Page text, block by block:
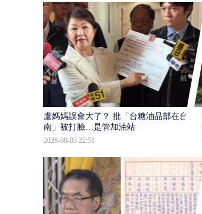
盧媽媽誤會大了？ 批「台糖油品部在台
南」被打臉…是管加油站
2026-08-03 22:51